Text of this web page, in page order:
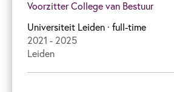
Voorzitter College van Bestuur
Universiteit Leiden · full-time
2021 - 2025
Leiden